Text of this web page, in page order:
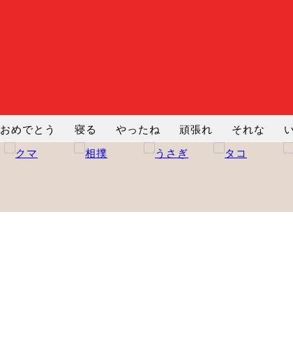
おめでとう 寝る やったね 頑張れ それな
まったり じーっ えへへ おはよう おは